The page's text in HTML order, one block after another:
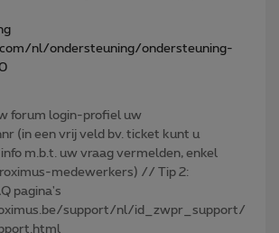
nl/ondersteuning/ondersteuning-
forum login-profiel uw
(in een vrij veld bv. ticket kunt u
m.b.t. uw vraag vermelden, enkel
medewerkers) // Tip 2:
pagina's
support/nl/id_zwpr_support/